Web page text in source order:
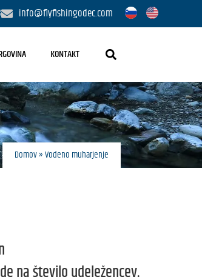
info@flyfishingodec.com
KONTAKT
Domov»Vodeno muharjenje